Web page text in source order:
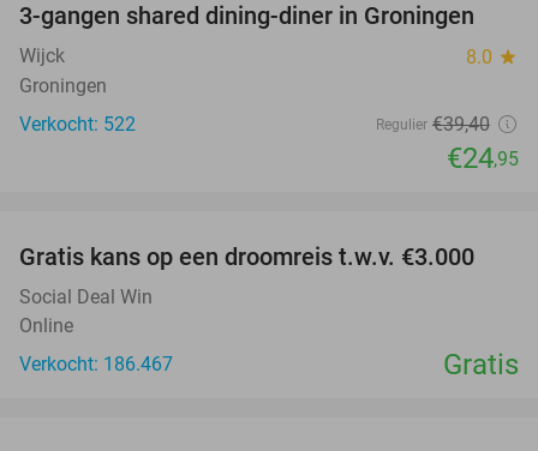
37%
3-gangen shared dining-diner in Groningen
Wijck 8.0 star
Groningen
Verkocht: 522
Regulier €39,40
€24,95
Gratis kans op een droomreis t.w.v. €3.000
Social Deal Win
Online
Verkocht: 186.467
Gratis